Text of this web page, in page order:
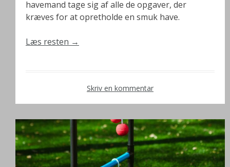
havemand tage sig af alle de opgaver, der
kræves for at opretholde en smuk have.
Læs resten →
Skriv en kommentar